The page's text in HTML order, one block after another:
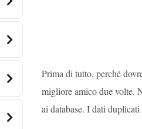
Prima di tutto, perché
migliore amico due volte.
ai database. I dati duplicati